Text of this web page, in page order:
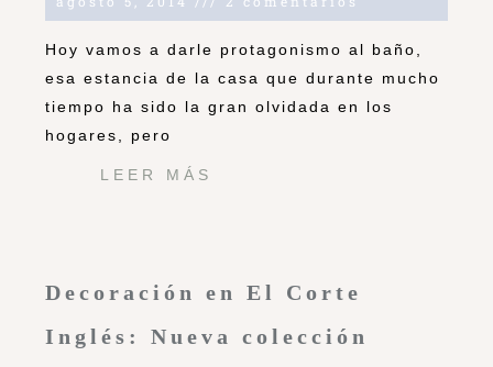
Hoy vamos a darle protagonismo al baño,
esa estancia de la casa que durante mucho
tiempo ha sido la gran olvidada en los
hogares, pero
LEER MÁS
Decoración en El Corte
Inglés: Nueva colección